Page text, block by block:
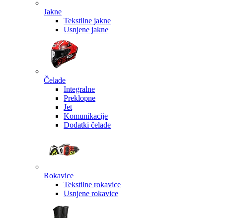
Jakne
Tekstilne jakne
Usnjene jakne
Čelade
Integralne
Preklopne
Jet
Komunikacije
Dodatki čelade
Rokavice
Tekstilne rokavice
Usnjene rokavice